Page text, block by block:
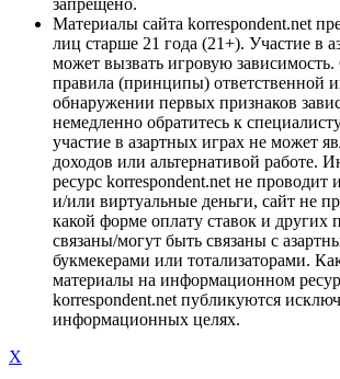
запрещено.
Материалы сайта korrespondent.net
лиц старше 21 года (21+). Участие в
может вызвать игровую
правила (принципы) ответственной
обнаружении первых признаков
немедленно обратитесь к
участие в азартных играх не может
доходов или альтернативой работе.
ресурс korrespondent.net не проводит
и/или виртуальные деньги, сайт не
какой форме оплату ставок и других
связаны/могут быть связаны с
букмекерами или тотализаторами.
материалы на информационном
korrespondent.net публикуются
информационных целях.
X